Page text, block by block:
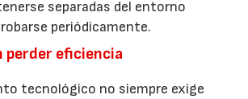
separadas del entorno
periódicamente.
perder eficiencia
tecnológico no siempre exige